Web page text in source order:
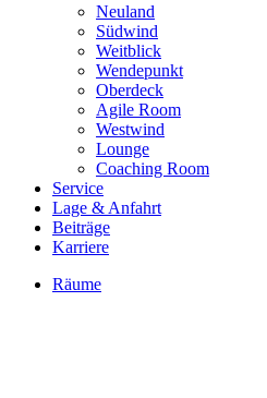
Neuland
Südwind
Weitblick
Wendepunkt
Oberdeck
Agile Room
Westwind
Lounge
Coaching Room
Service
Lage & Anfahrt
Beiträge
Karriere
Räume